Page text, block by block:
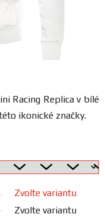
Racing Replica v bílé
ikonické značky.
Zvolte variantu
Zvolte variantu